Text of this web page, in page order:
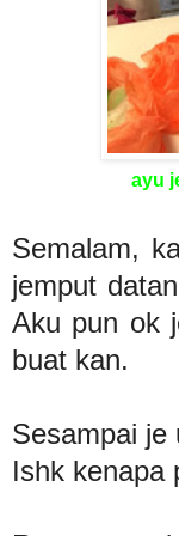
ayu
Semalam,
jemput
Aku pun ok
buat kan.
Sesampai je
Ishk kenapa